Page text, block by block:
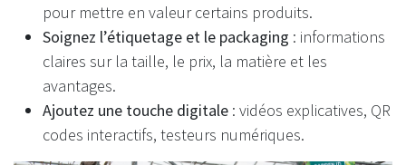
pour mettre en valeur certains produits.
Soignez l’étiquetage et le packaging : informations
claires sur la taille, le prix, la matière et les
avantages.
Ajoutez une touche digitale : vidéos explicatives, QR
codes interactifs, testeurs numériques.